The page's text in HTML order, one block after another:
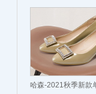
哈森-2021秋季新款